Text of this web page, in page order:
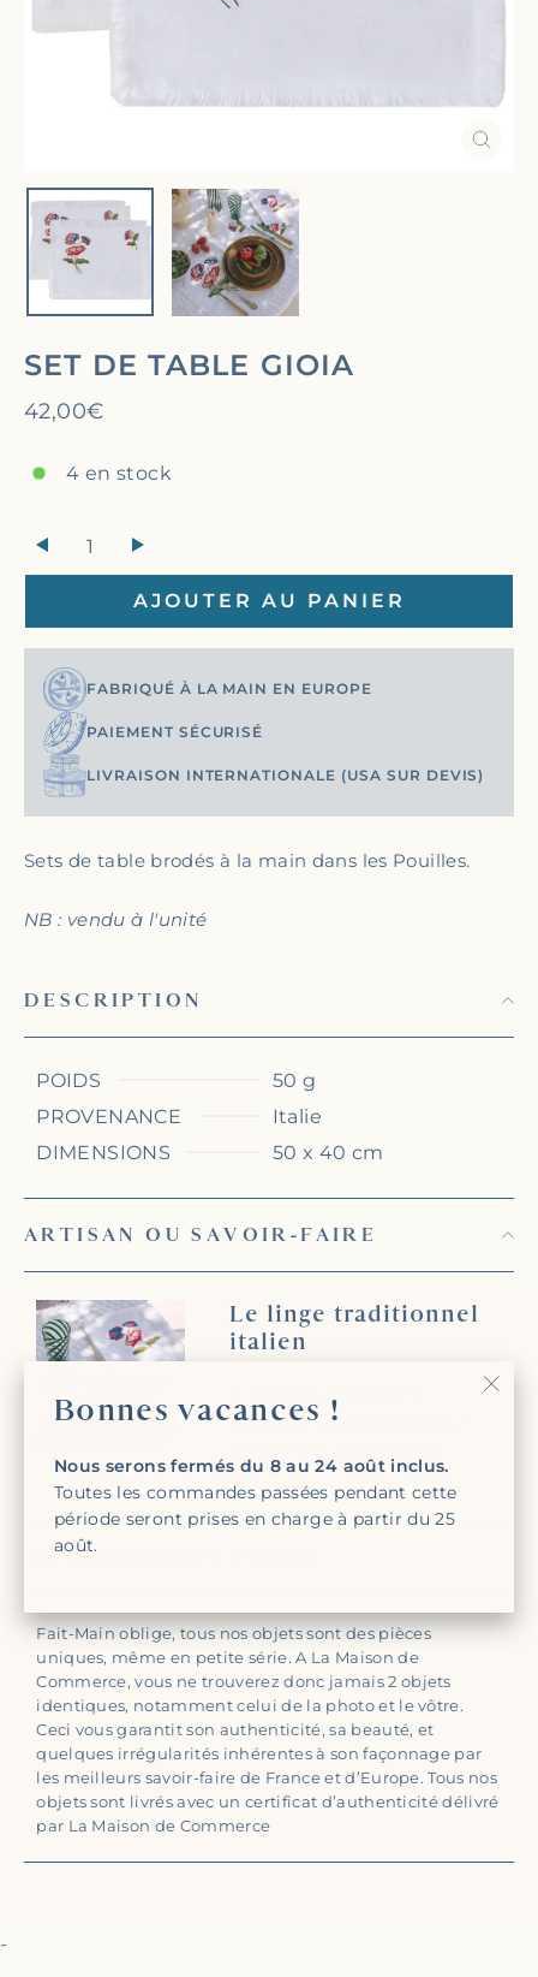
Bonnes vacances !
Nous serons fermés du 8 au 24 août inclus.
Toutes les commandes passées pendant cette
période seront prises en charge à partir du 25
août.
SET DE TABLE GIOIA
Prix
42,00€
4 en stock
AJOUTER AU PANIER
FABRIQUÉ À LA MAIN EN EUROPE
PAIEMENT SÉCURISÉ
LIVRAISON INTERNATIONALE (USA SUR DEVIS)
Sets de table brodés à la main dans les Pouilles.
NB : vendu à l'unité
DESCRIPTION
POIDS
50 g
PROVENANCE
Italie
DIMENSIONS
50 x 40 cm
ARTISAN OU SAVOIR-FAIRE
Le linge traditionnel
italien
apprendre davantage sur
INFORMATIONS UTILES
Fait-Main oblige, tous nos objets sont des pièces
uniques, même en petite série. A La Maison de
Commerce, vous ne trouverez donc jamais 2 objets
identiques, notamment celui de la photo et le vôtre.
Ceci vous garantit son authenticité, sa beauté, et
quelques irrégularités inhérentes à son façonnage par
les meilleurs savoir-faire de France et d’Europe. Tous nos
objets sont livrés avec un certificat d’authenticité délivré
par La Maison de Commerce
-